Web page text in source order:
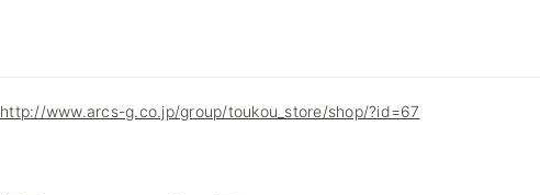
http://www.arcs-g.co.jp/group/toukou_store/shop/?id=67